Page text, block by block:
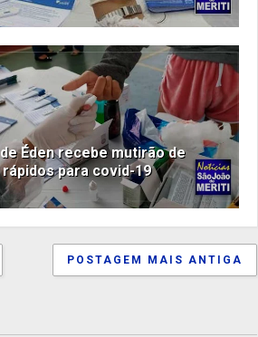
Éden recebe mutirão de
para covid-19
POSTAGEM MAIS ANTIGA